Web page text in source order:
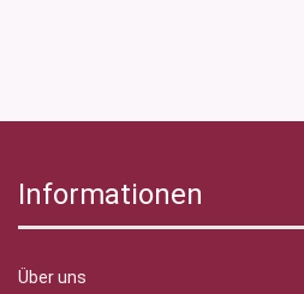
Informationen
Über uns